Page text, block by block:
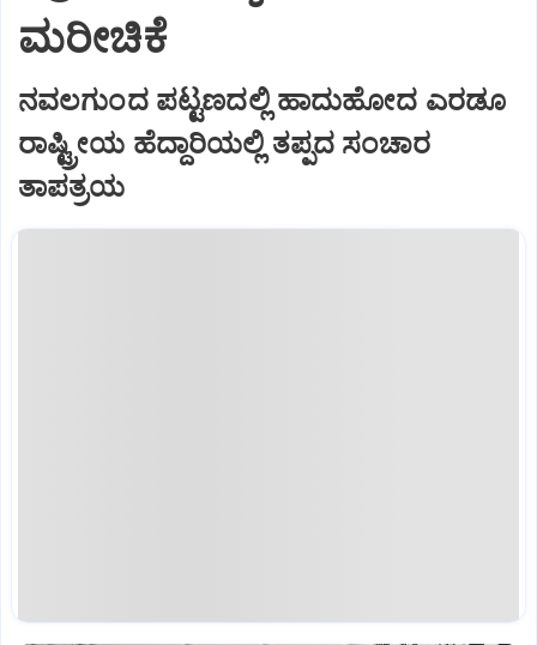
ಮರೀಚಿಕೆ
ನವಲಗುಂದ ಪಟ್ಟಣದಲ್ಲಿ ಹಾದುಹೋದ ಎರಡೂ
ರಾಷ್ಟ್ರೀಯ ಹೆದ್ದಾರಿಯಲ್ಲಿ ತಪ್ಪದ ಸಂಚಾರ
ತಾಪತ್ರಯ